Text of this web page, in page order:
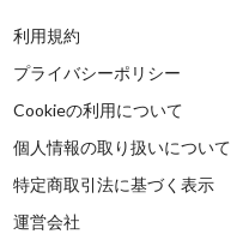
利用規約
プライバシーポリシー
Cookieの利用について
個人情報の取り扱いについて
特定商取引法に基づく表示
運営会社